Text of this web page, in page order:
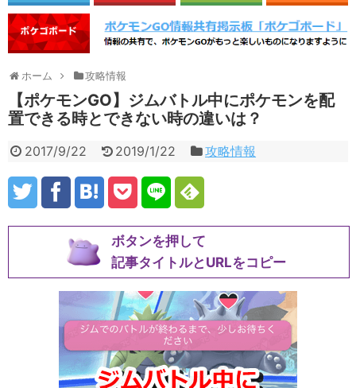
ホーム 攻略情報
【ポケモンGO】ジムバトル中にポケモンを配
置できる時とできない時の違いは？
2017/9/22 2019/1/22 攻略情報
ボタンを押して
記事タイトルとURLをコピー